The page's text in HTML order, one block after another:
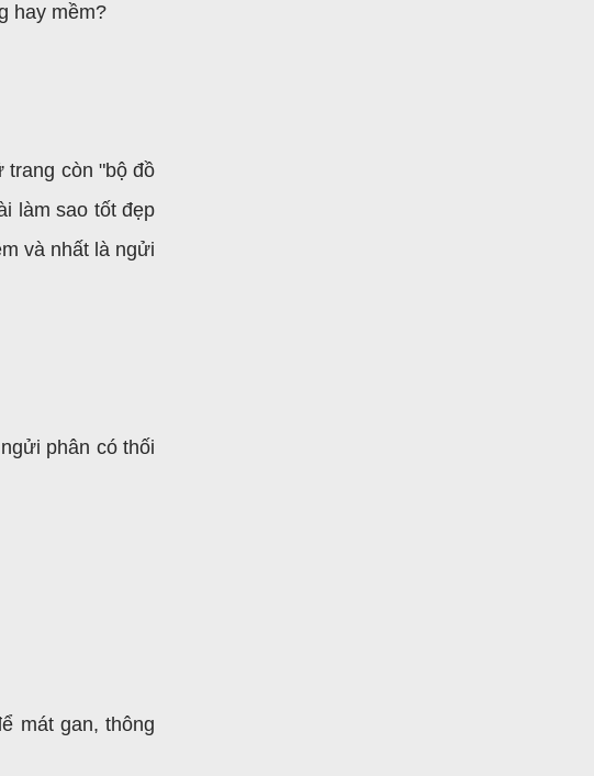
hay mềm?
trang còn "bộ đồ
làm sao tốt đẹp
và nhất là ngửi
phân có thối
mát gan, thông